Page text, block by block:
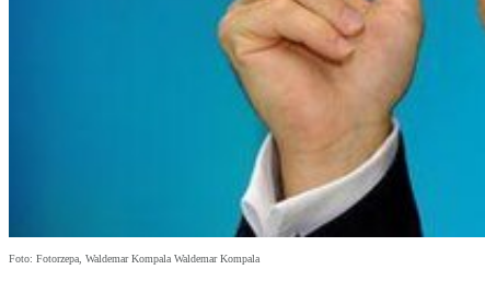
Foto: Fotorzepa, Waldemar Kompala Waldemar Kompala